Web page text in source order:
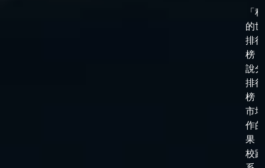
「
的
排行
榜
說
排行
榜
市
作
果
校跟